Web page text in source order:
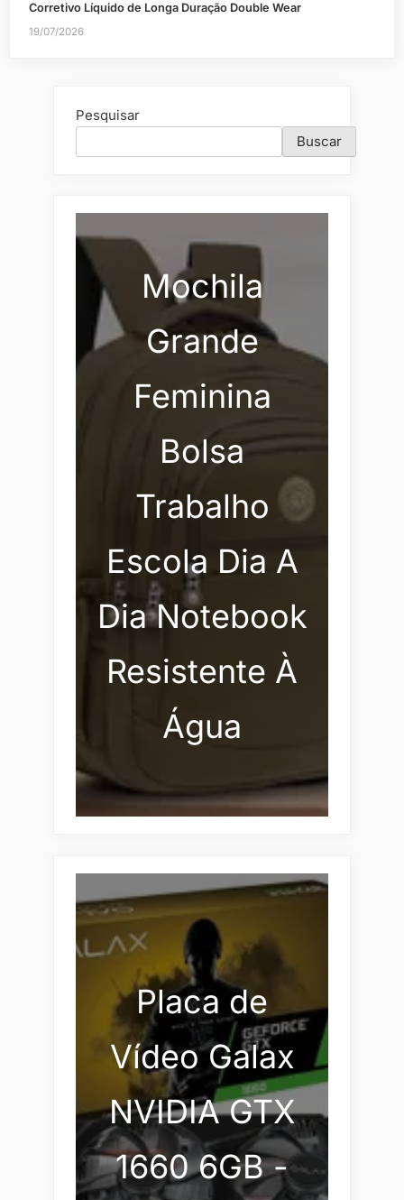
Corretivo Líquido de Longa Duração Double Wear
19/07/2026
Pesquisar
Buscar
Mochila
Grande
Feminina
Bolsa
Trabalho
Escola Dia A
Dia Notebook
Resistente À
Água
Placa de
Vídeo Galax
NVIDIA GTX
1660 6GB -